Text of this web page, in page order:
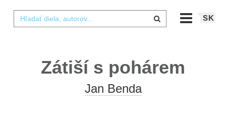
SK
Zátiší s pohárem
Jan Benda